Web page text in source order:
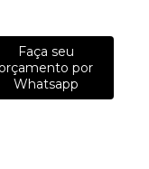
Faça seu
orçamento por
Whatsapp